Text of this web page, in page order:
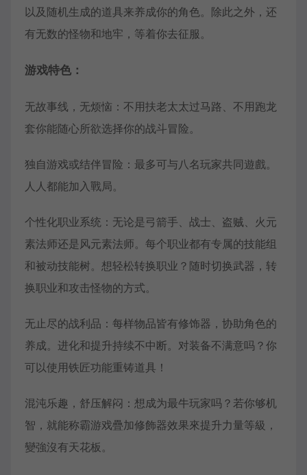
以及随机生成的道具来养成你的角色。除此之外，还
有无数的怪物和地牢，等着你去征服。
游戏特色：
无故事线，无烦恼：不用扶老太太过马路、不用跑龙
套你能随心所欲选择你的战斗冒险。
独自游戏或结伴冒险：最多可与八名玩家共同遊戲。
人人都能加入戰局。
个性化职业系统：无论是弓箭手、战士、盗贼、火元
素法师还是风元素法师。每个职业都有专属的技能组
和被动技能树。想轻松转换职业？随时切换武器，转
换职业和攻击怪物的方式。
无止尽的战利品：每样物品皆有修饰器，协助角色的
养成。进化和提升持续不中断。对装备不满意吗？你
可以使用铁匠功能重铸道具！
混沌乐趣，舒压解闷：想成为最牛玩家吗？若你够机
智，就能称霸游戏疊加修飾器效果來提升力量等級，
變強沒有天花板。